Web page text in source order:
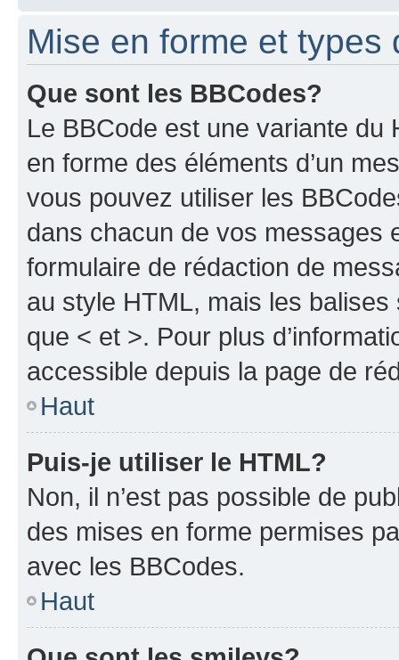
Mise en forme et types
Que sont les BBCodes?
Le BBCode est une variante du
en forme des éléments d’un
vous pouvez utiliser les
dans chacun de vos messages
formulaire de rédaction de
au style HTML, mais les
que < et >. Pour plus
accessible depuis la page de
Haut
Puis-je utiliser le HTML?
Non, il n’est pas possible de
des mises en forme permises
avec les BBCodes.
Haut